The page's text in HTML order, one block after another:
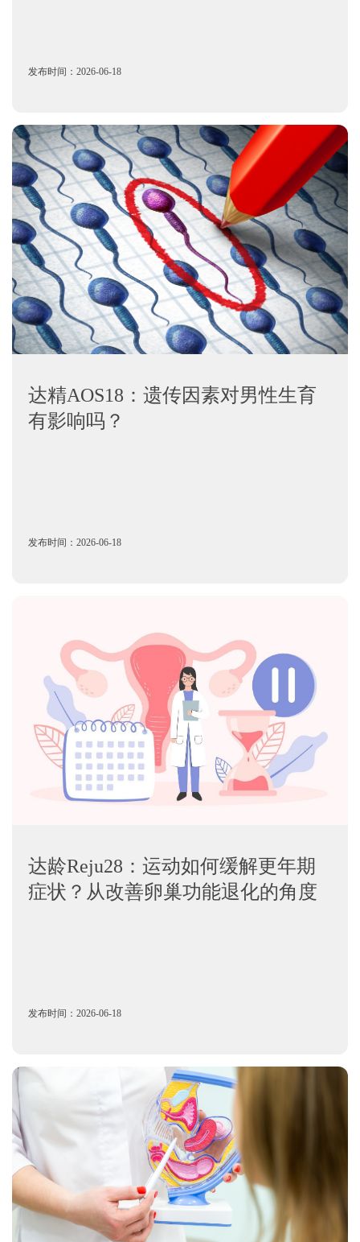
发布时间：2026-06-18
达精AOS18：遗传因素对男性生育
有影响吗？
发布时间：2026-06-18
达龄Reju28：运动如何缓解更年期
症状？从改善卵巢功能退化的角度
发布时间：2026-06-18